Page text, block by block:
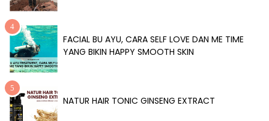
FACIAL BU AYU, CARA SELF LOVE DAN ME TIME
YANG BIKIN HAPPY SMOOTH SKIN
NATUR HAIR TONIC GINSENG EXTRACT